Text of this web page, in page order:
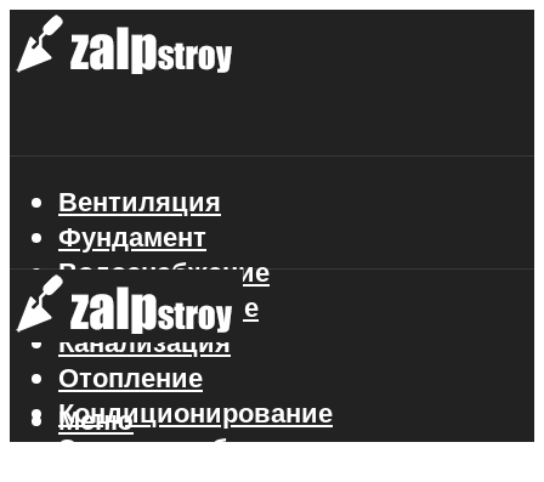
Вентиляция
Фундамент
Водоснабжение
Газоснабжение
Канализация
Отопление
Кондиционирование
Электроснабжение
Меню